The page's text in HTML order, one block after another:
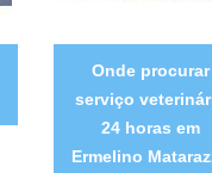
Onde procurar
serviço
24 horas em
Ermelino